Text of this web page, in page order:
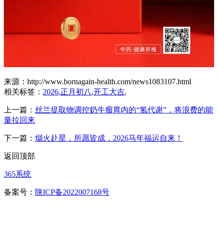
来源：http://www.bornagain-health.com/news1083107.html
相关标签： 2026,正月初八 ,开工大吉,
上一篇： 丝兰提取物调控奶牛瘤胃内的“氢代谢”，将浪费的能
量拉回来
下一篇： 烟火赴星，所愿皆成，2026马年福运自来！
返回顶部
365系统
备案号： 陕ICP备2022007168号